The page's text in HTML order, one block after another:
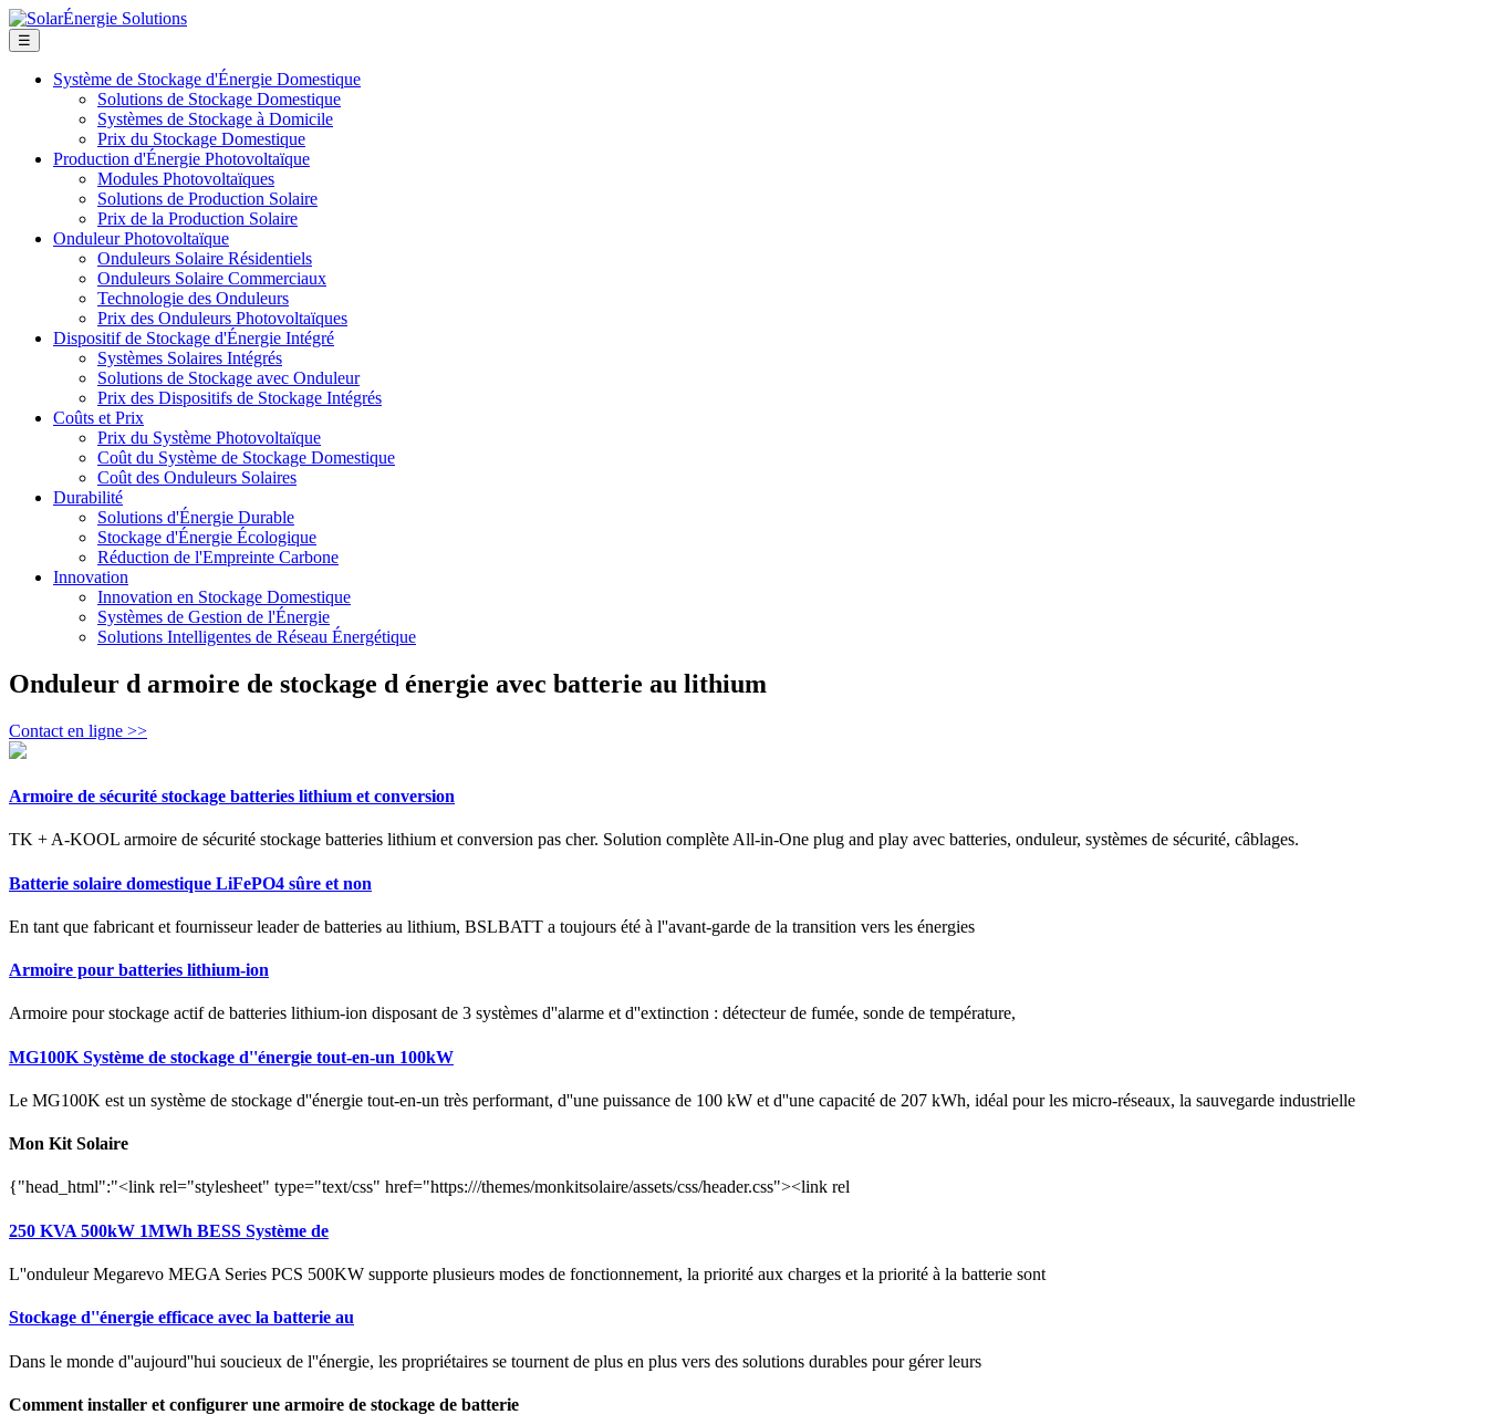
☰
Système de Stockage d'Énergie Domestique
Solutions de Stockage Domestique
Systèmes de Stockage à Domicile
Prix du Stockage Domestique
Production d'Énergie Photovoltaïque
Modules Photovoltaïques
Solutions de Production Solaire
Prix de la Production Solaire
Onduleur Photovoltaïque
Onduleurs Solaire Résidentiels
Onduleurs Solaire Commerciaux
Technologie des Onduleurs
Prix des Onduleurs Photovoltaïques
Dispositif de Stockage d'Énergie Intégré
Systèmes Solaires Intégrés
Solutions de Stockage avec Onduleur
Prix des Dispositifs de Stockage Intégrés
Coûts et Prix
Prix du Système Photovoltaïque
Coût du Système de Stockage Domestique
Coût des Onduleurs Solaires
Durabilité
Solutions d'Énergie Durable
Stockage d'Énergie Écologique
Réduction de l'Empreinte Carbone
Innovation
Innovation en Stockage Domestique
Systèmes de Gestion de l'Énergie
Solutions Intelligentes de Réseau Énergétique
Onduleur d armoire de stockage d énergie avec batterie au lithium
Contact en ligne >>
Armoire de sécurité stockage batteries lithium et conversion
TK + A-KOOL armoire de sécurité stockage batteries lithium et conversion pas cher. Solution complète All-in-One plug and play avec batteries, onduleur, systèmes de sécurité, câblages.
Batterie solaire domestique LiFePO4 sûre et non
En tant que fabricant et fournisseur leader de batteries au lithium, BSLBATT a toujours été à l''avant-garde de la transition vers les énergies
Armoire pour batteries lithium-ion
Armoire pour stockage actif de batteries lithium-ion disposant de 3 systèmes d''alarme et d''extinction : détecteur de fumée, sonde de température,
MG100K Système de stockage d''énergie tout-en-un 100kW
Le MG100K est un système de stockage d''énergie tout-en-un très performant, d''une puissance de 100 kW et d''une capacité de 207 kWh, idéal pour les micro-réseaux, la sauvegarde industrielle
Mon Kit Solaire
{"head_html":"<link rel="stylesheet" type="text/css" href="https:///themes/monkitsolaire/assets/css/header.css"><link rel
250 KVA 500kW 1MWh BESS Système de
L''onduleur Megarevo MEGA Series PCS 500KW supporte plusieurs modes de fonctionnement, la priorité aux charges et la priorité à la batterie sont
Stockage d''énergie efficace avec la batterie au
Dans le monde d''aujourd''hui soucieux de l''énergie, les propriétaires se tournent de plus en plus vers des solutions durables pour gérer leurs
Comment installer et configurer une armoire de stockage de batterie